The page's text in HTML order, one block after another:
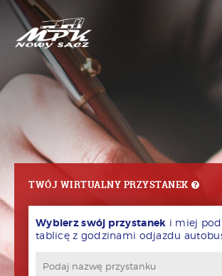
TWÓJ WIRTUALNY PRZYSTANEK
Wybierz swój przystanek i miej
tablicę z godzinami odjazdu